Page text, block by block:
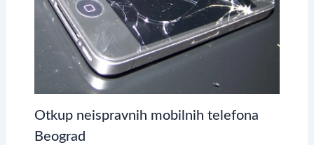
Otkup neispravnih mobilnih telefona
Beograd